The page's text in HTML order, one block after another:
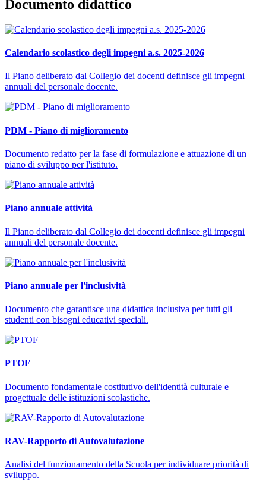
Documento didattico
Calendario scolastico degli impegni a.s. 2025-2026
Il Piano deliberato dal Collegio dei docenti definisce gli impegni
annuali del personale docente.
PDM - Piano di miglioramento
Documento redatto per la fase di formulazione e attuazione di un
piano di sviluppo per l'istituto.
Piano annuale attività
Il Piano deliberato dal Collegio dei docenti definisce gli impegni
annuali del personale docente.
Piano annuale per l'inclusività
Documento che garantisce una didattica inclusiva per tutti gli
studenti con bisogni educativi speciali.
PTOF
Documento fondamentale costitutivo dell'identità culturale e
progettuale delle istituzioni scolastiche.
RAV-Rapporto di Autovalutazione
Analisi del funzionamento della Scuola per individuare priorità di
sviluppo.